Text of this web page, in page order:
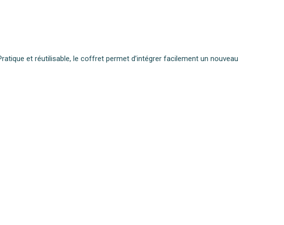
et réutilisable, le coffret permet d’intégrer facilement un nouveau